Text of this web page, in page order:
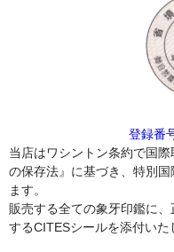
登録番
当店はワシントン条約で国
の保存法』に基づき、特別
ます。
販売する全ての象牙印鑑に
するCITESシールを添付いた